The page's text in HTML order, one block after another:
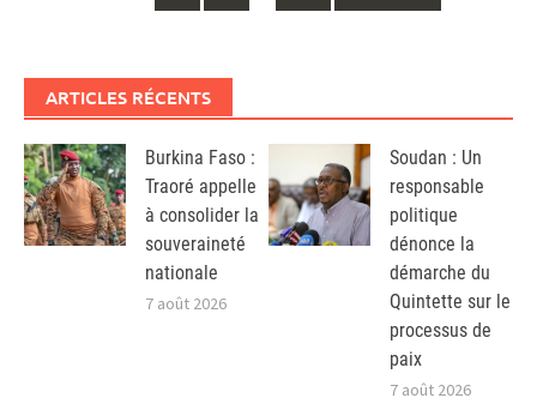
ARTICLES RÉCENTS
Burkina Faso :
Traoré appelle
à consolider la
souveraineté
nationale
7 août 2026
Soudan : Un
responsable
politique
dénonce la
démarche du
Quintette sur le
processus de
paix
7 août 2026